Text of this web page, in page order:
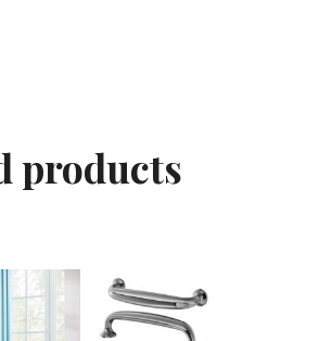
products